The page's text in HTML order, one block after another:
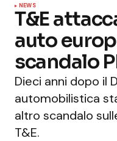
NEWS
T&E
auto
scandalo
Dieci anni dopo il
automobilistica
altro scandalo
T&E.